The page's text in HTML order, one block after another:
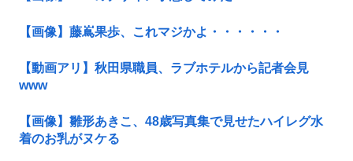
【画像】藤嶌果歩、これマジかよ・・・・・・
【動画アリ】秋田県職員、ラブホテルから記者会見
www
【画像】雛形あきこ、48歳写真集で見せたハイレグ水
着のお乳がヌケる